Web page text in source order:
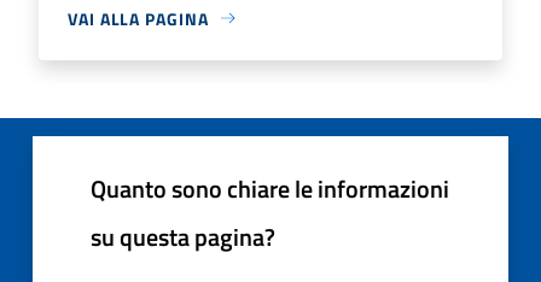
VAI ALLA PAGINA
Quanto sono chiare le informazioni
su questa pagina?